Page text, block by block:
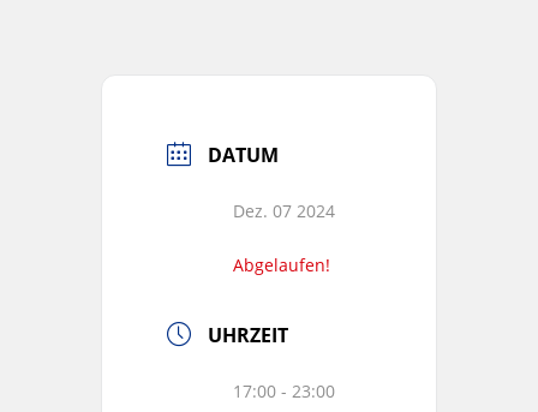
DATUM
Dez. 07 2024
Abgelaufen!
UHRZEIT
17:00 - 23:00